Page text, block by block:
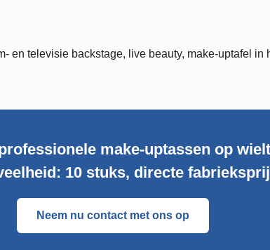
en televisie backstage, live beauty, make-uptafel
make-uptassen op
10 stuks, directe
Neem nu contact met ons op